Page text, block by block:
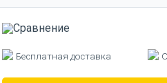
Бесплатная доставка